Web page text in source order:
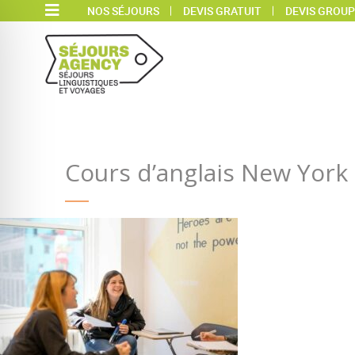
NOS SÉJOURS DEVIS GRATUIT DEVIS
Cours d’anglais New York